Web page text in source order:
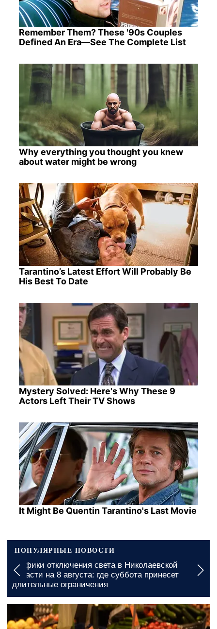
Remember Them? These '90s Couples
Defined An Era—See The Complete List
Why everything you thought you knew
about water might be wrong
Tarantino’s Latest Effort Will Probably Be
His Best To Date
Mystery Solved: Here's Why These 9
Actors Left Their TV Shows
It Might Be Quentin Tarantino's Last Movie
ПОПУЛЯРНЫЕ НОВОСТИ
Графики отключения света в Николаевской
области на 8 августа: где суббота принесет
длительные ограничения
сегодня, 14:00